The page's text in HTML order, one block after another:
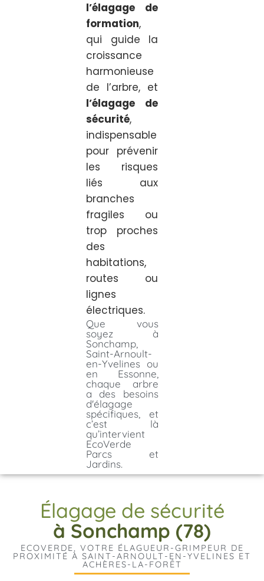
l’élagage de
formation,
qui guide la
croissance
harmonieuse
de l’arbre, et
l’élagage de
sécurité,
indispensable
pour prévenir
les risques
liés aux
branches
fragiles ou
trop proches
des
habitations,
routes ou
lignes
électriques.
Que vous
soyez à
Sonchamp,
Saint-Arnoult-
en-Yvelines ou
en Essonne,
chaque arbre
a des besoins
d'élagage
spécifiques, et
c’est là
qu’intervient
EcoVerde
Parcs et
Jardins.
Élagage de sécurité
à Sonchamp (78)
ECOVERDE, VOTRE ÉLAGUEUR-GRIMPEUR DE
PROXIMITÉ À SAINT-ARNOULT-EN-YVELINES ET
ACHÈRES-LA-FORÊT